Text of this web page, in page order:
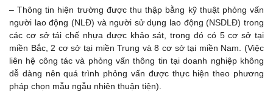
– Thông tin hiện trường được thu thập bằng kỹ thuật phỏng vấn
người lao động (NLĐ) và người sử dụng lao động (NSDLĐ) trong
các cơ sở tái chế nhựa được khảo sát, trong đó có 5 cơ sở tại
miền Bắc, 2 cơ sở tại miền Trung và 8 cơ sở tại miền Nam. (Việc
liên hệ công tác và phỏng vấn thông tin tại doanh nghiệp không
dễ dàng nên quá trình phỏng vấn được thực hiện theo phương
pháp chọn mẫu ngẫu nhiên thuận tiện).